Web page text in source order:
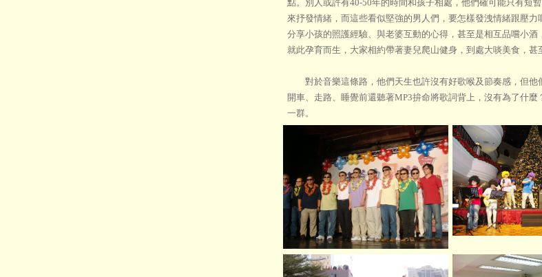
點。別人或許有40-50年的時間和孩子相處，他們確可能只有短
來抒發情緒，而這些看似堅強的男人們，要怎樣發洩情緒跟壓
分享小孩的照護經驗、與老婆互動的心得，甚至是相互品嚐小
就此孕育而生，大家相約帶著妻兒爬山健身，到處大啖美食，
對於音樂這條路，他們天生也許沒有好歌喉及節奏感，但他
開車、走路、睡覺前還聽著MP3拚命將歌詞背上，沒有為了什
一群。